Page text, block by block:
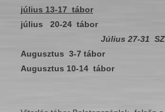
július 13-17 tábor
július 20-24 tábor
Július 27-31
Augusztus 3-7 tábor
Augusztus 10-14 tábor